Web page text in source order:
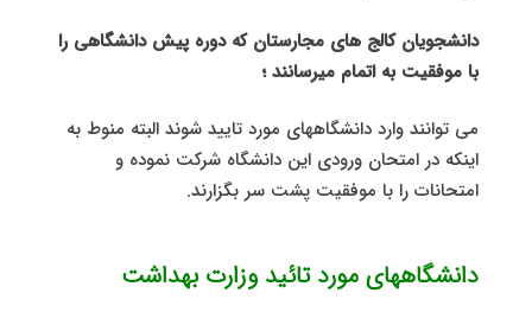
دانشجویان کالج های مجارستان که دوره پیش دانشگاهی را
با موفقیت به اتمام میرسانند ؛
می توانند وارد دانشگاههای مورد تایید شوند البته منوط به
اینکه در امتحان ورودی این دانشگاه شرکت نموده و
امتحانات را با موفقیت پشت سر بگزارند.
دانشگاههای مورد تائید وزارت بهداشت